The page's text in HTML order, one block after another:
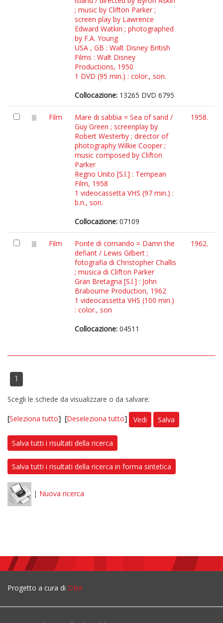
; music by Clifton Parker ;
screen play by Lawrence
Edward Watkin ; photographed
by F.A. Young
USA , GB : Walt Disney British
Films : Walt Disney
Productions, 1950
1 DVD (95 min.) : color., son.
Collocazione: 13265 DVD 6795
Film
Mare di sabbia = Sea of sand /
Guy Green ; screenplay by
Robert Westerby ; director of
photography Wilkie Cooper ;
music composed by Clifton
Parker
Regno Unito [S.l.] : Tempean
Film, 1958
1 videocassetta VHS (97 min.) :
b.n., son.
Collocazione: 07109
1958.
Film
Ponte di comando = Damn the
defiant / Lewis Gilbert ;
fotografia di Christopher Challis
; musica di Clifton Parker
Gran Bretagna [S.l.] : John
Brabourne Production, 1962
1 videocassetta VHS (100 min.)
: color., son
Collocazione: 04511
1962.
1
Scegli le schede da visualizzare o da salvare:
[Seleziona tutto] [Deseleziona tutto] Vedi Salva
Salva tutti i risultati della ricerca
Salva tutti i risultati della ricerca in forma sintetica
| Nuova ricerca
Progetto a cura di DBA